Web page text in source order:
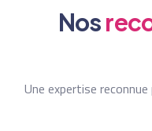
Nos
Une expertise